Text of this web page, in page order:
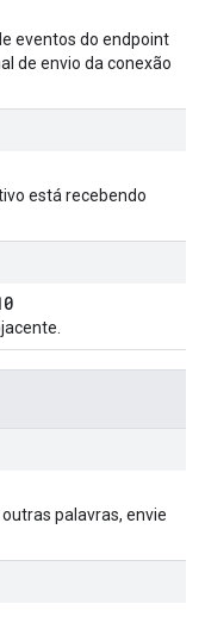
eventos do endpoint
de envio da conexão
está recebendo
palavras, envie